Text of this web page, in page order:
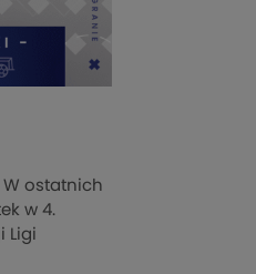
W ostatnich
w 4.
Ligi